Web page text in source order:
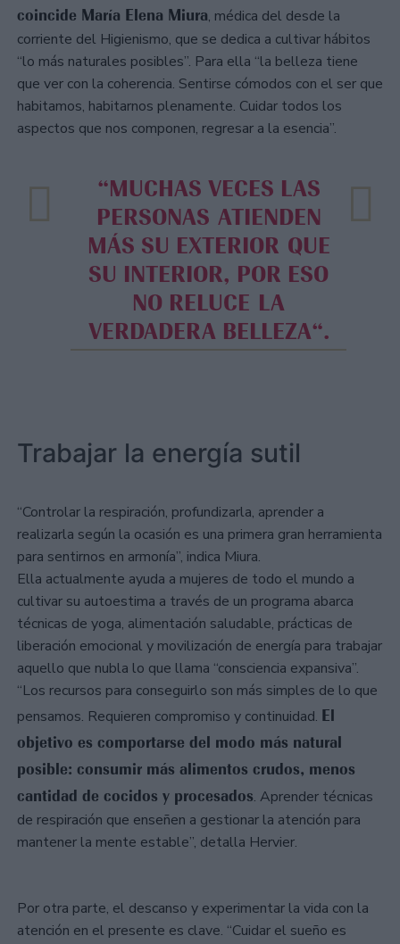
coincide María Elena Miura, médica del desde la
corriente del Higienismo, que se dedica a cultivar hábitos
“lo más naturales posibles”. Para ella “la belleza tiene
que ver con la coherencia. Sentirse cómodos con el ser que
habitamos, habitarnos plenamente. Cuidar todos los
aspectos que nos componen, regresar a la esencia”.
“MUCHAS VECES LAS
PERSONAS ATIENDEN
MÁS SU EXTERIOR QUE
SU INTERIOR, POR ESO
NO RELUCE LA
VERDADERA BELLEZA“.
Trabajar la energía sutil
“Controlar la respiración, profundizarla, aprender a
realizarla según la ocasión es una primera gran herramienta
para sentirnos en armonía”, indica Miura.
Ella actualmente ayuda a mujeres de todo el mundo a
cultivar su autoestima a través de un programa abarca
técnicas de yoga, alimentación saludable, prácticas de
liberación emocional y movilización de energía para trabajar
aquello que nubla lo que llama “consciencia expansiva”.
“Los recursos para conseguirlo son más simples de lo que
pensamos. Requieren compromiso y continuidad. El
objetivo es comportarse del modo más natural
posible: consumir más alimentos crudos, menos
cantidad de cocidos y procesados. Aprender técnicas
de respiración que enseñen a gestionar la atención para
mantener la mente estable”, detalla Hervier.
Por otra parte, el descanso y experimentar la vida con la
atención en el presente es clave. “Cuidar el sueño es